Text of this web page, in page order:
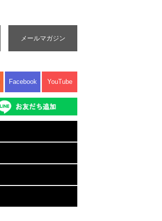
メールマガジン
Facebook YouTube